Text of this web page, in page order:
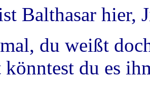
Balthasar hier,
du weißt
du es